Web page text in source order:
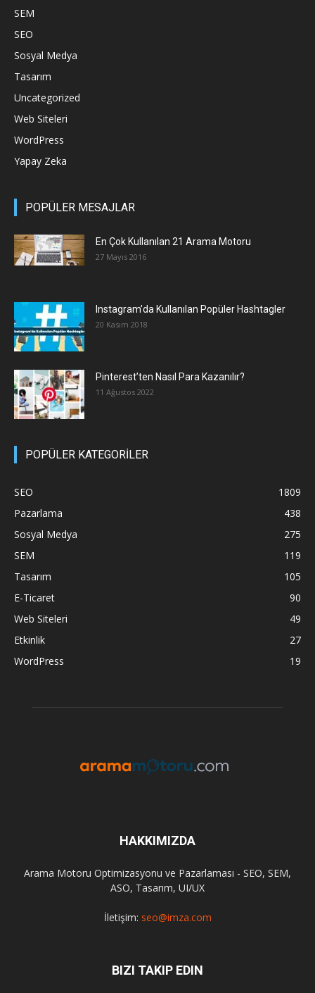
SEM
SEO
Sosyal Medya
Tasarım
Uncategorized
Web Siteleri
WordPress
Yapay Zeka
POPÜLER MESAJLAR
En Çok Kullanılan 21 Arama Motoru
27 Mayıs 2016
Instagram’da Kullanılan Popüler Hashtagler
20 Kasım 2018
Pinterest’ten Nasıl Para Kazanılır?
11 Ağustos 2022
POPÜLER KATEGORİLER
SEO
1809
Pazarlama
438
Sosyal Medya
275
SEM
119
Tasarım
105
E-Ticaret
90
Web Siteleri
49
Etkinlik
27
WordPress
19
HAKKIMIZDA
Arama Motoru Optimizasyonu ve Pazarlaması - SEO, SEM,
ASO, Tasarım, UI/UX
İletişim: seo@imza.com
BIZI TAKIP EDIN